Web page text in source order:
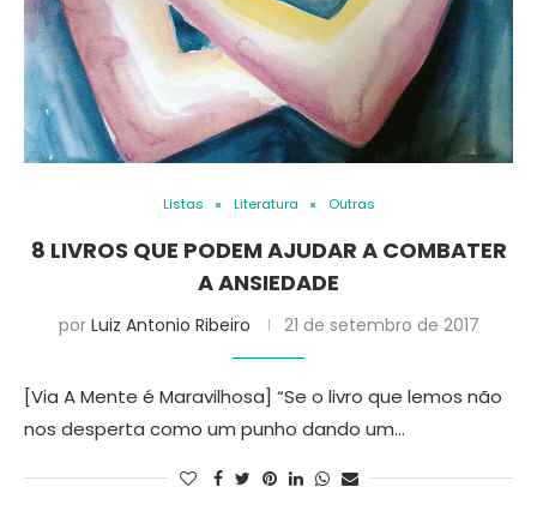
Listas Literatura Outras
8 LIVROS QUE PODEM AJUDAR A COMBATER
A ANSIEDADE
por Luiz Antonio Ribeiro 21 de setembro de 2017
[Via A Mente é Maravilhosa] “Se o livro que lemos não
nos desperta como um punho dando um…